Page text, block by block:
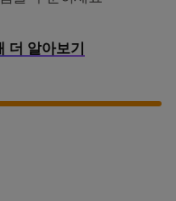
더 알아보기